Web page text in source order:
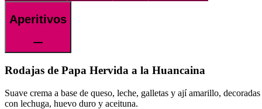
Aperitivos
Rodajas de Papa Hervida a la Huancaina
Suave crema a base de queso, leche, galletas y ají amarillo, decoradas
con lechuga, huevo duro y aceituna.